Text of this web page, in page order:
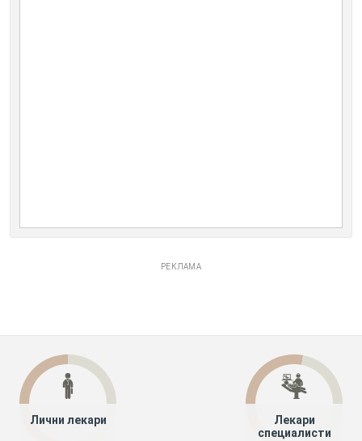
РЕКЛАМА
Лични лекари
Лекари
специалисти